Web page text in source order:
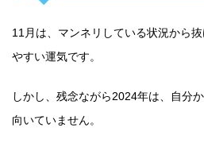
11月は、マンネリしている状況から
やすい運気です。
しかし、残念ながら2024年は、自分
向いていません。